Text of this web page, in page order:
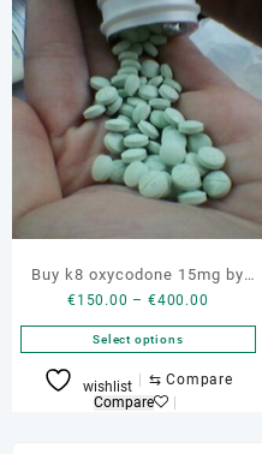
Buy k8 oxycodone 15mg by
KVK Tech Inc
€150.00 – €400.00
range:
€150.00
through
Select options
This
product
wishlist ⇆ Compare
Compare